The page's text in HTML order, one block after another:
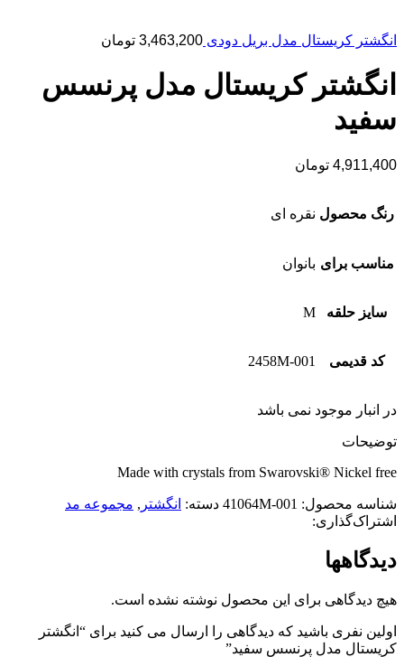
انگشتر کریستال مدل بریل دودی 3,463,200 تومان
انگشتر کریستال مدل پرنسس
سفید
4,911,400 تومان
رنگ محصول نقره ای
مناسب برای بانوان
سایز حلقه M
کد قدیمی 2458M-001
در انبار موجود نمی باشد
توضیحات
Made with crystals from Swarovski® Nickel free
شناسه محصول: 41064M-001 دسته: انگشتر , مجموعه مد
اشتراک‌گذاری:
دیدگاهها
هیچ دیدگاهی برای این محصول نوشته نشده است.
اولین نفری باشید که دیدگاهی را ارسال می کنید برای “انگشتر
کریستال مدل پرنسس سفید”